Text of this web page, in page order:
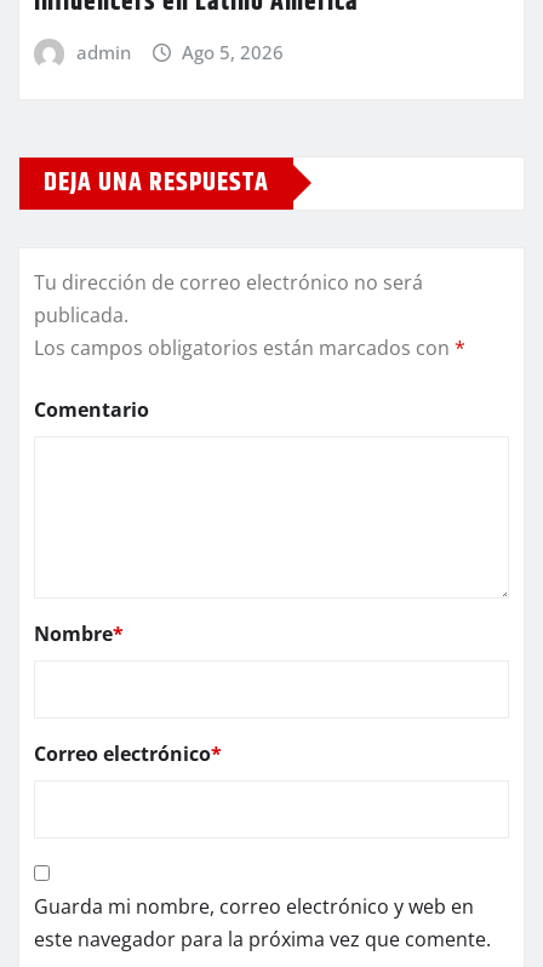
admin Ago 5, 2026
DEJA UNA RESPUESTA
Tu dirección de correo electrónico no será
publicada.
Los campos obligatorios están marcados con *
Comentario
Nombre*
Correo electrónico*
Guarda mi nombre, correo electrónico y web en
este navegador para la próxima vez que comente.